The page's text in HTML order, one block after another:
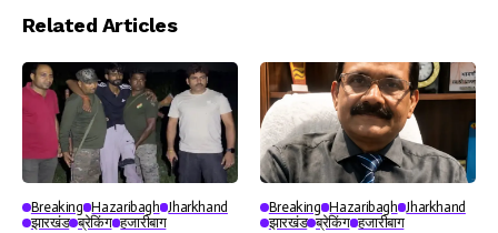
Player
Related Articles
Breaking Hazaribagh Jharkhand
झारखंड ब्रेकिंग हजारीबाग
Breaking Hazaribagh Jharkhand
झारखंड ब्रेकिंग हजारीबाग